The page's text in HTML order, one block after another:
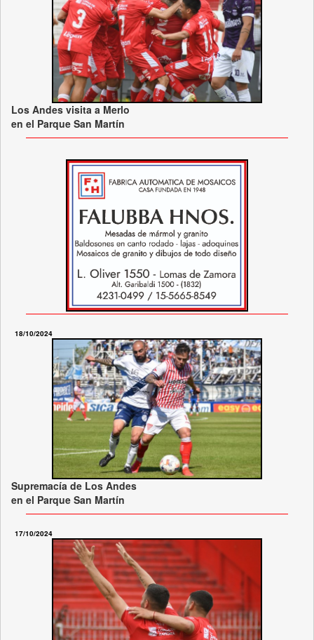
Los Andes visita a Merlo
en el Parque San Martín
18/10/2024
Supremacía de Los Andes
en el Parque San Martín
17/10/2024